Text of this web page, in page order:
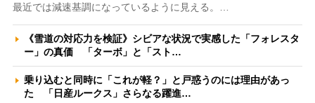
最近では減速基調になっているように見える。…
《雪道の対応力を検証》シビアな状況で実感した「フォレスタ
ー」の真価 「ターボ」と「スト…
乗り込むと同時に「これが軽？」と戸惑うのには理由があっ
た 「日産ルークス」さらなる躍進…